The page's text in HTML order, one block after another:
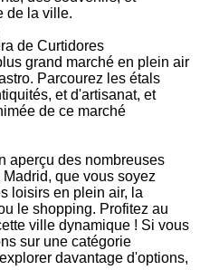
de la ville.
de Curtidores
grand marché en plein air
Parcourez les étals
et d'artisanat, et
de ce marché
aperçu des nombreuses
que vous soyez
loisirs en plein air, la
le shopping. Profitez au
ville dynamique ! Si vous
sur une catégorie
davantage d'options,